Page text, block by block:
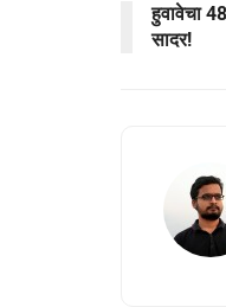
हुवावेचा
सादर!